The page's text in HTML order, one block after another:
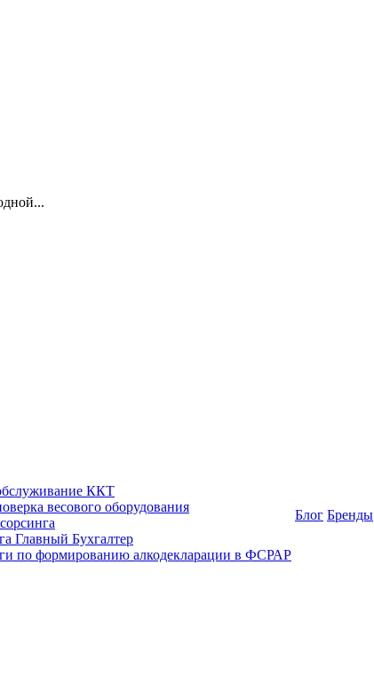
ККТ
весового оборудования
Главный Бухгалтер
по формированию алкодекларации в ФСРАР
Блог Бренды